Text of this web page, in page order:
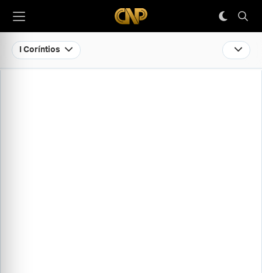
I Coríntios